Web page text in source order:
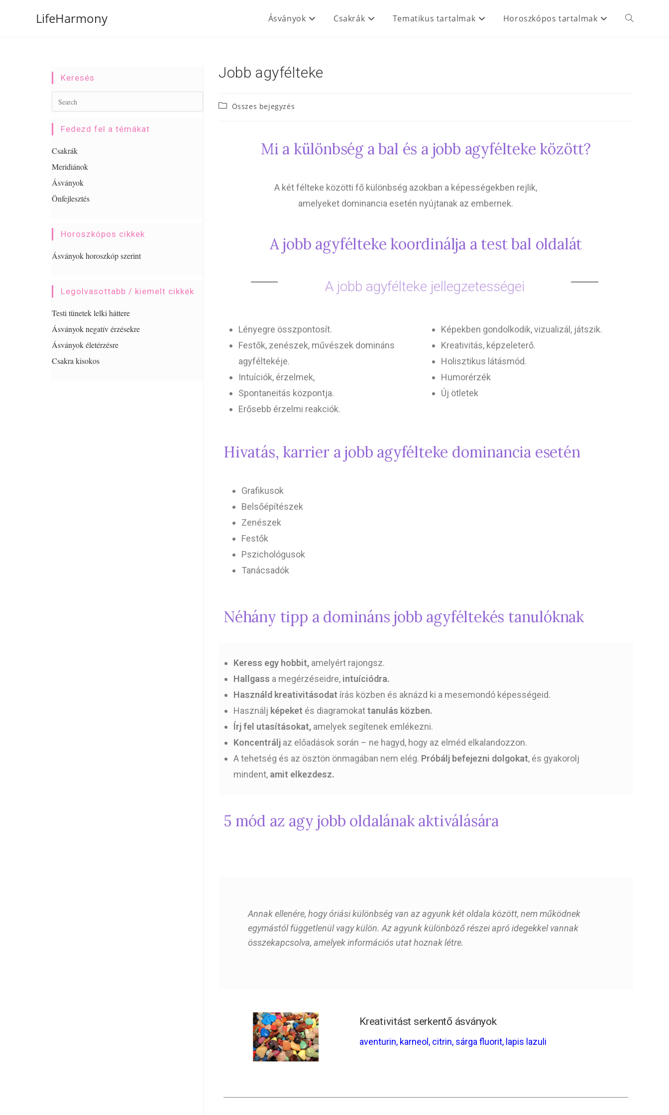
LifeHarmony Ásványok Csakrák Tematikus tartalmak Horoszkópos tartalmak
Jobb agyfélteke
Összes bejegyzés
Mi a különbség a bal és a jobb agyfélteke között?
A két félteke közötti fő különbség azokban a képességekben rejlik,
amelyeket dominancia esetén nyújtanak az embernek.
A jobb agyfélteke koordinálja a test bal oldalát
A jobb agyfélteke jellegzetességei
Lényegre összpontosít.
Festők, zenészek, művészek domináns
agyféltekéje.
Intuíciók, érzelmek,
Spontaneitás központja.
Erősebb érzelmi reakciók.
Képekben gondolkodik, vizualizál, játszik.
Kreativitás, képzeleterő.
Holisztikus látásmód.
Humorérzék
Új ötletek
Hivatás, karrier a jobb agyfélteke dominancia esetén
Grafikusok
Belsőépítészek
Zenészek
Festők
Pszichológusok
Tanácsadók
Néhány tipp a domináns jobb agyféltekés tanulóknak
Keress egy hobbit, amelyért rajongsz.
Hallgass a megérzéseidre, intuíciódra.
Használd kreativitásodat írás közben és aknázd ki a mesemondó képességeid.
Használj képeket és diagramokattanulás közben.
Írj fel utasításokat, amelyek segítenek emlékezni.
Koncentrálj az előadások során – ne hagyd, hogy az elméd elkalandozzon.
A tehetség és az ösztön önmagában nem elég. Próbálj befejezni dolgokat, és gyakorolj
mindent, amit elkezdesz.
5 mód az agy jobb oldalának aktiválására
Annak ellenére, hogy óriási különbség van az agyunk két oldala között, nem működnek
egymástól függetlenül vagy külön. Az agyunk különböző részei apró idegekkel vannak
összekapcsolva, amelyek információs utat hoznak létre.
Kreativitást serkentő ásványok
aventurin, karneol, citrin, sárga fluorit, lapis lazuli
Keresés
Fedezd fel a témákat
Csakrák
Meridiánok
Ásványok
Önfejlesztés
Horoszkópos cikkek
Ásványok horoszkóp szerint
Legolvasottabb / kiemelt cikkek
Testi tünetek lelki háttere
Ásványok negatív érzésekre
Ásványok életérzésre
Csakra kisokos